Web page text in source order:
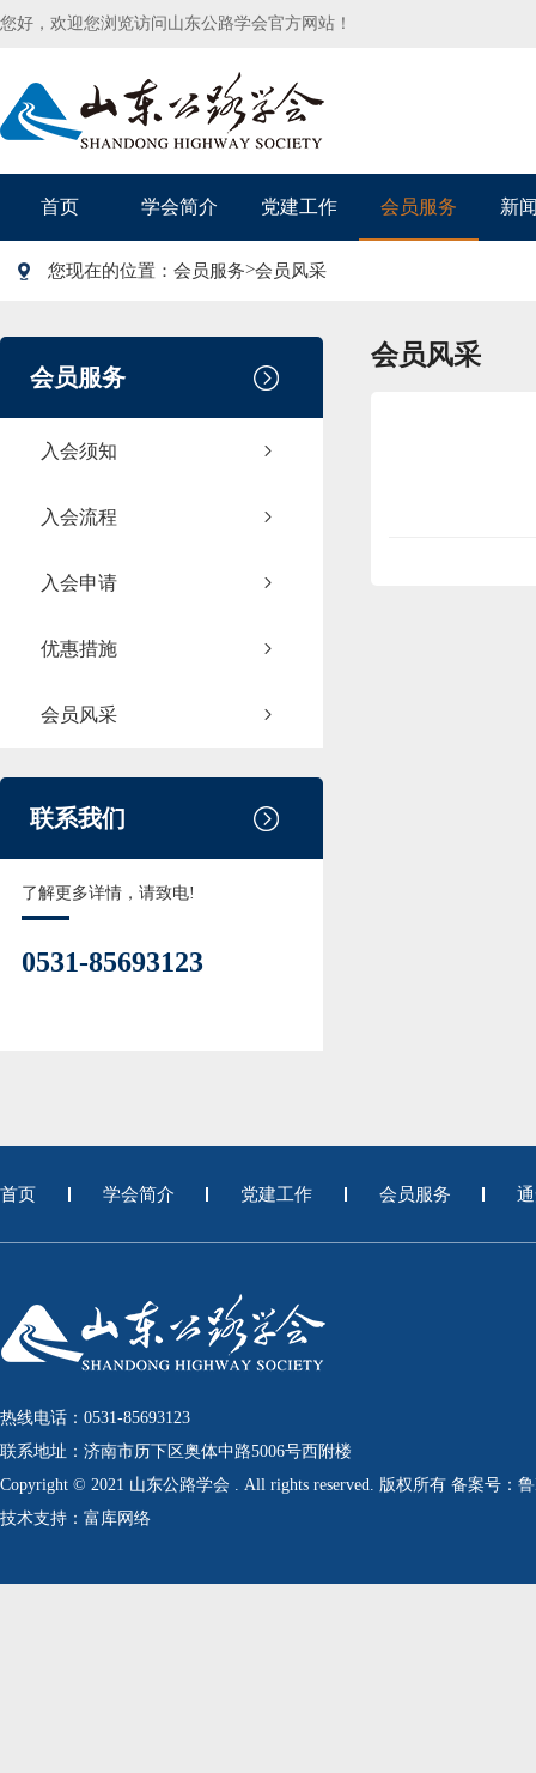
您好，欢迎您浏览访问山东公路学会官方网站！
首页 学会简介 党建工作 会员服务 新
您现在的位置： 会员服务>会员风采
会员服务
入会须知
入会流程
入会申请
优惠措施
会员风采
联系我们
了解更多详情，请致电!
0531-85693123
会员风采
首页 学会简介 党建工作 会员服务
热线电话：0531-85693123
联系地址：济南市历下区奥体中路5006号西附楼
Copyright © 2021 山东公路学会 . All rights reserved. 版权所有 备案号：鲁
技术支持：富库网络